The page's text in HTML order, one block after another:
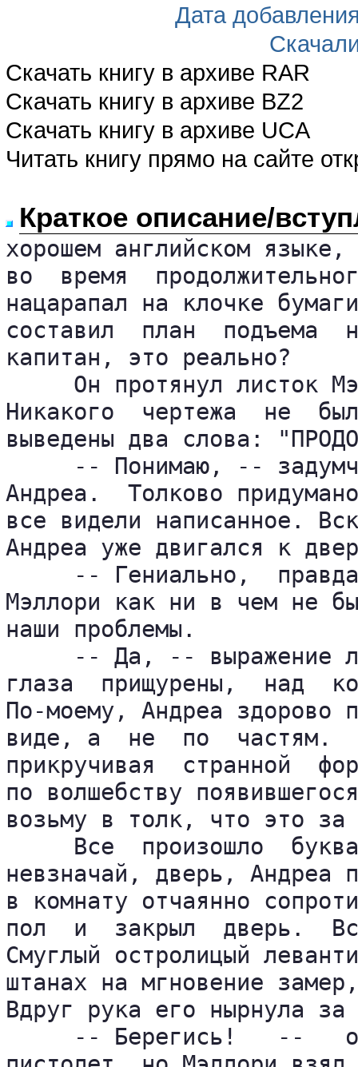
Дата
Скачать книгу в архиве RAR
Скачать книгу в архиве BZ2
Скачать книгу в архиве UCA
Читать книгу прямо на сайте
Краткое описание/
хорошем английском
во  время
нацарапал на клочке
составил  план  подъема
капитан, это реально?
Он протянул листок
Никакого  чертежа  не
выведены два слова:
-- Понимаю, --
Андреа.  Толково
все видели написанное.
Андреа уже двигался к
-- Гениально,
Мэллори как ни в чем не
наши проблемы.
-- Да, -- выражение
глаза  прищурены,  над
По-моему, Андреа здорово
виде, а  не  по  частям.
прикручивая  странной
по волшебству
возьму в толк, что это
Все  произошло
невзначай, дверь, Андреа
в комнату отчаянно
пол  и  закрыл  дверь.
Смуглый остролицый
штанах на мгновение
Вдруг рука его нырнула за
-- Берегись!   --